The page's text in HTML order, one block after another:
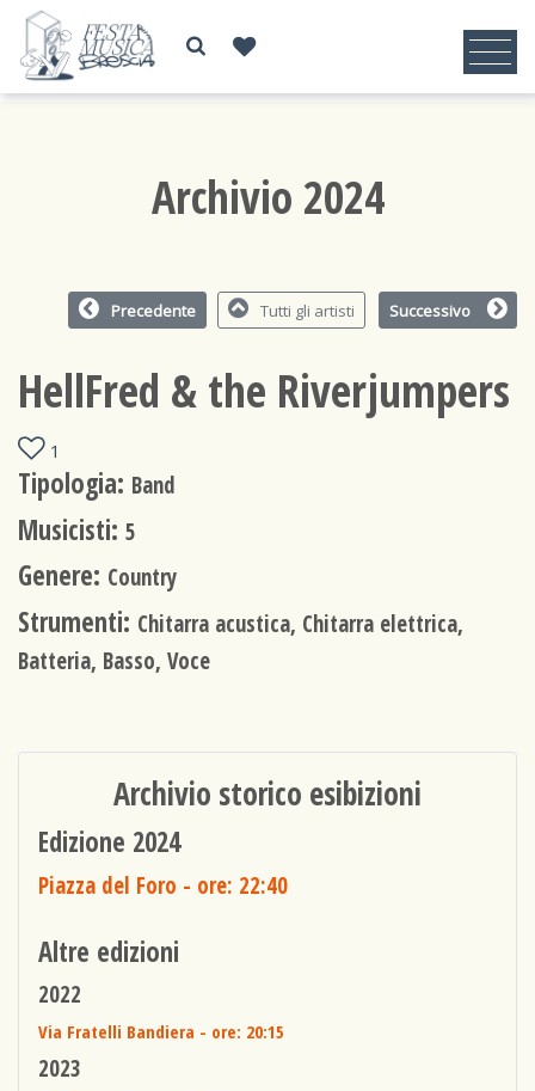
Archivio 2024
Precedente Tutti gli artisti Successivo
HellFred & the Riverjumpers
1
Tipologia: Band
Musicisti: 5
Genere: Country
Strumenti: Chitarra acustica, Chitarra elettrica,
Batteria, Basso, Voce
Archivio storico esibizioni
Edizione 2024
Piazza del Foro - ore: 22:40
Altre edizioni
2022
Via Fratelli Bandiera - ore: 20:15
2023